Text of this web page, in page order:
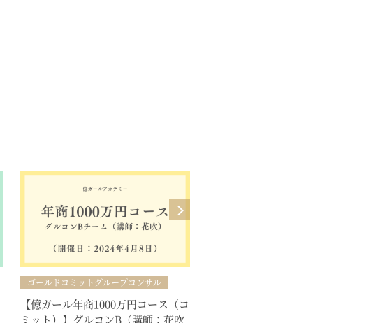
ゴールドコミットグループコンサル
【億ガール年商1000万円コース（コ
ミット）】グルコンB（講師：花吹